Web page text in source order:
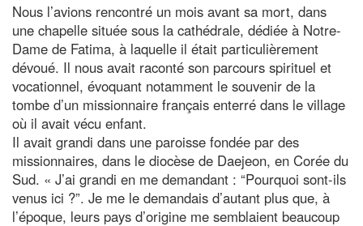
Nous l’avions rencontré un mois avant sa mort, dans
une chapelle située sous la cathédrale, dédiée à Notre-
Dame de Fatima, à laquelle il était particulièrement
dévoué. Il nous avait raconté son parcours spirituel et
vocationnel, évoquant notamment le souvenir de la
tombe d’un missionnaire français enterré dans le village
où il avait vécu enfant.
Il avait grandi dans une paroisse fondée par des
missionnaires, dans le diocèse de Daejeon, en Corée du
Sud. « J’ai grandi en me demandant : “Pourquoi sont-ils
venus ici ?”. Je me le demandais d’autant plus que, à
l’époque, leurs pays d’origine me semblaient beaucoup